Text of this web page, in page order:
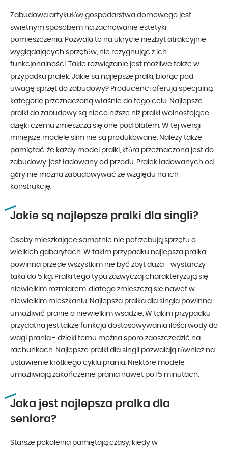
Zabudowa artykułów gospodarstwa domowego jest
świetnym sposobem na zachowanie estetyki
pomieszczenia. Pozwala to na ukrycie niezbyt atrakcyjnie
wyglądających sprzętów, nie rezygnując z ich
funkcjonalności. Takie rozwiązanie jest możliwe także w
przypadku pralek. Jakie są najlepsze pralki, biorąc pod
uwagę sprzęt do zabudowy? Producenci oferują specjalną
kategorię przeznaczoną właśnie do tego celu. Najlepsze
pralki do zabudowy są nieco niższe niż pralki wolnostojące,
dzięki czemu zmieszczą się one pod blatem. W tej wersji
mniejsze modele slim nie są produkowane. Należy także
pamiętać, że każdy model pralki, która przeznaczona jest do
zabudowy, jest ładowany od przodu. Pralek ładowanych od
góry nie można zabudowywać ze względu na ich
konstrukcję.
Jakie są najlepsze pralki dla singli?
Osoby mieszkające samotnie nie potrzebują sprzętu o
wielkich gabarytach. W takim przypadku najlepsza pralka
powinna przede wszystkim nie być zbyt duża - wystarczy
taka do 5 kg. Pralki tego typu zazwyczaj charakteryzują się
niewielkim rozmiarem, dlatego zmieszczą się nawet w
niewielkim mieszkaniu. Najlepsza pralka dla singla powinna
umożliwić pranie o niewielkim wsadzie. W takim przypadku
przydatna jest także funkcja dostosowywania ilości wody do
wagi prania - dzięki temu można sporo zaoszczędzić na
rachunkach. Najlepsze pralki dla singli pozwalają również na
ustawienie krótkiego cyklu prania. Niektóre modele
umożliwiają zakończenie prania nawet po 15 minutach.
Jaka jest najlepsza pralka dla
seniora?
Starsze pokolenia pamiętają czasy, kiedy w